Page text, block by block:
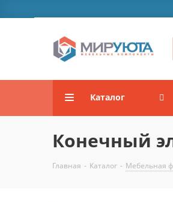
Каталог
Конечный
Главная - Каталог - Мебельная